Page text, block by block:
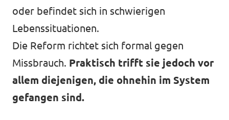
oder befindet sich in schwierigen
Lebenssituationen.
Die Reform richtet sich formal gegen
Missbrauch. Praktisch trifft sie jedoch vor
allem diejenigen, die ohnehin im System
gefangen sind.